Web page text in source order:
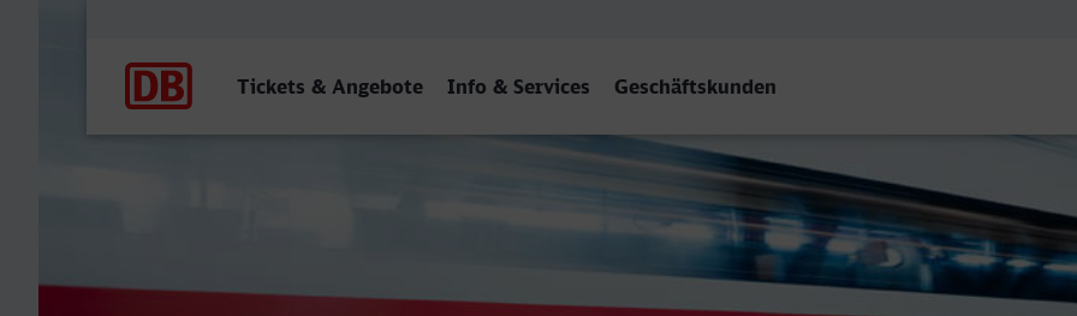
Tickets & Angebote Info & Services Geschäftskunden